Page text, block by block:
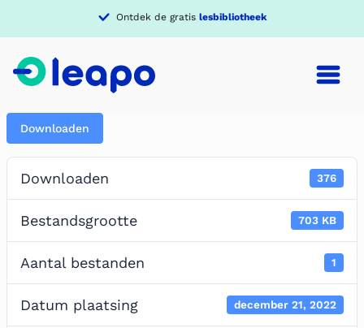
Ontdek de gratis lesbibliotheek
Downloaden
Downloaden 376
Bestandsgrootte 703 KB
Aantal bestanden 1
Datum plaatsing december 21, 2022